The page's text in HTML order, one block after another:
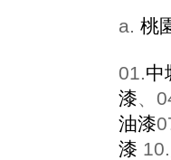
a. 桃
01.中
漆、
油漆
漆 10.